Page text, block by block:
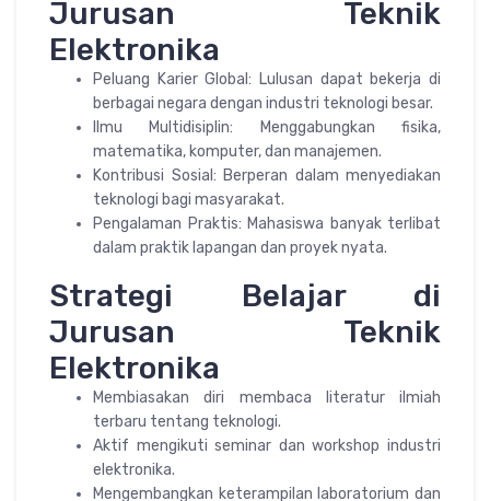
Jurusan Teknik
Elektronika
Peluang Karier Global: Lulusan dapat bekerja di
berbagai negara dengan industri teknologi besar.
Ilmu Multidisiplin: Menggabungkan fisika,
matematika, komputer, dan manajemen.
Kontribusi Sosial: Berperan dalam menyediakan
teknologi bagi masyarakat.
Pengalaman Praktis: Mahasiswa banyak terlibat
dalam praktik lapangan dan proyek nyata.
Strategi Belajar di
Jurusan Teknik
Elektronika
Membiasakan diri membaca literatur ilmiah
terbaru tentang teknologi.
Aktif mengikuti seminar dan workshop industri
elektronika.
Mengembangkan keterampilan laboratorium dan